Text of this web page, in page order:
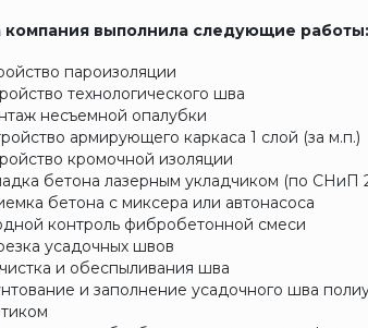
выполнила следующие работы:
пароизоляции
технологического шва
несъемной опалубки
армирующего каркаса 1 слой (за м.п.)
кромочной изоляции
бетона лазерным укладчиком (по СНиП
бетона с миксера или автонасоса
контроль фибробетонной смеси
усадочных швов
и обеспыливания шва
и заполнение усадочного шва